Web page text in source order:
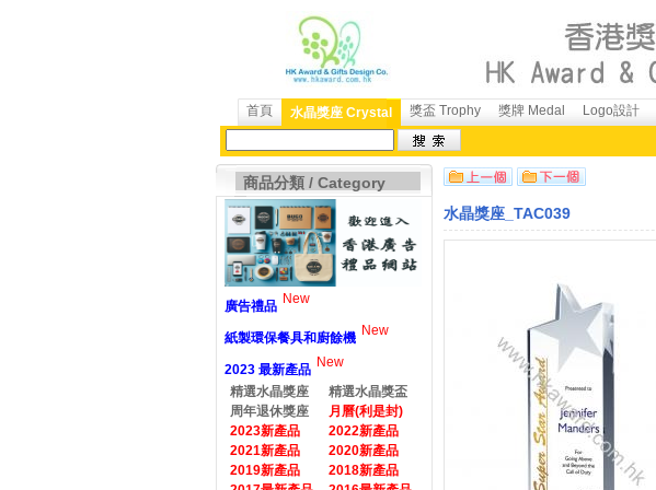
首頁 水晶獎座 Crystal 獎盃 Trophy 獎牌 Medal Logo設計
商品分類 / Category
廣告禮品 New
紙製環保餐具和廚餘機 New
2023 最新產品 New
精選水晶獎座
精選水晶獎盃
周年退休獎座
月曆(利是封)
2023新產品
2022新產品
2021新產品
2020新產品
2019新產品
2018新產品
水晶獎座_TAC039